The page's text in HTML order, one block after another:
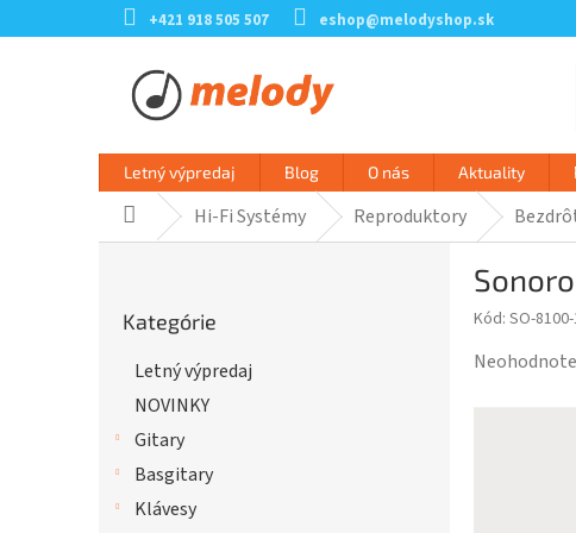
na
+421 918 505 507 eshop@melodyshop.sk
Letný výpredaj Blog O nás Aktuality
DomovHi-Fi Systémy Reproduktory
kategórie
Kategórie
Letný výpredaj
NOVINKY
Gitary
Basgitary
Klávesy
Kód: SO-
Priemerné